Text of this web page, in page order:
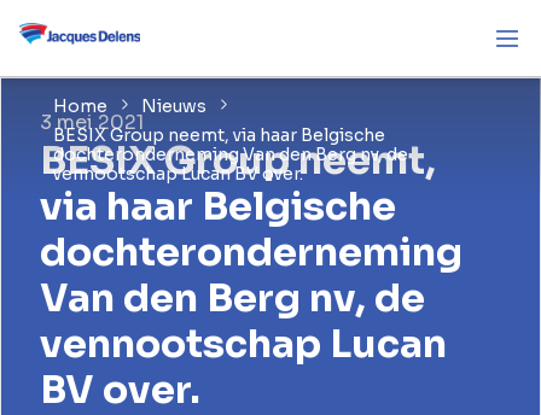
Home
Nieuws
BESIX Group neemt, via haar Belgische
dochteronderneming Van den Berg nv, de
vennootschap Lucan BV over.
3 mei 2021
BESIX Group neemt,
via haar Belgische
dochteronderneming
Van den Berg nv, de
vennootschap Lucan
BV over.